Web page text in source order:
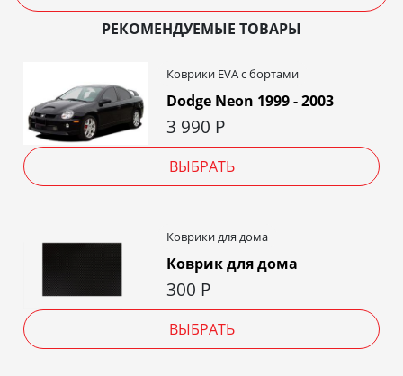
РЕКОМЕНДУЕМЫЕ ТОВАРЫ
Коврики EVA c бортами
Dodge Neon 1999 - 2003
3 990 Р
ВЫБРАТЬ
Коврики для дома
Коврик для дома
300 Р
ВЫБРАТЬ